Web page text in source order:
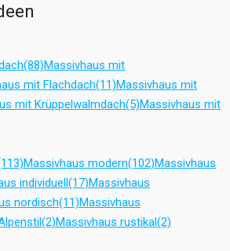
(88)Massivhaus mit
mit Flachdach(11)Massivhaus mit
mit Krüppelwalmdach(5)Massivhaus mit
Massivhaus modern(102)Massivhaus
individuell(17)Massivhaus
nordisch(11)Massivhaus
(2)Massivhaus rustikal(2)